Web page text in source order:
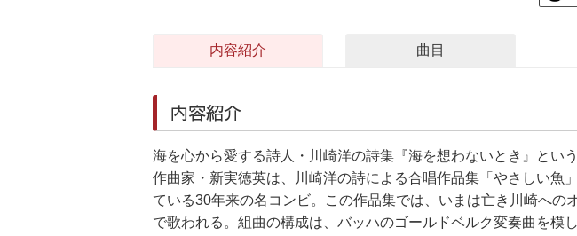
内容紹介 曲目
内容紹介
海を心から愛する詩人・川崎洋の詩集『海を想わないとき』とい
作曲家・新実徳英は、川崎洋の詩による合唱作品集「やさしい魚
ている30年来の名コンビ。この作品集では、いまは亡き川崎へ
で歌われる。組曲の構成は、バッハのゴールドベルク変奏曲を